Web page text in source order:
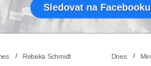
Sledovat na Facebooku
Rebeka Schmidt Dnes